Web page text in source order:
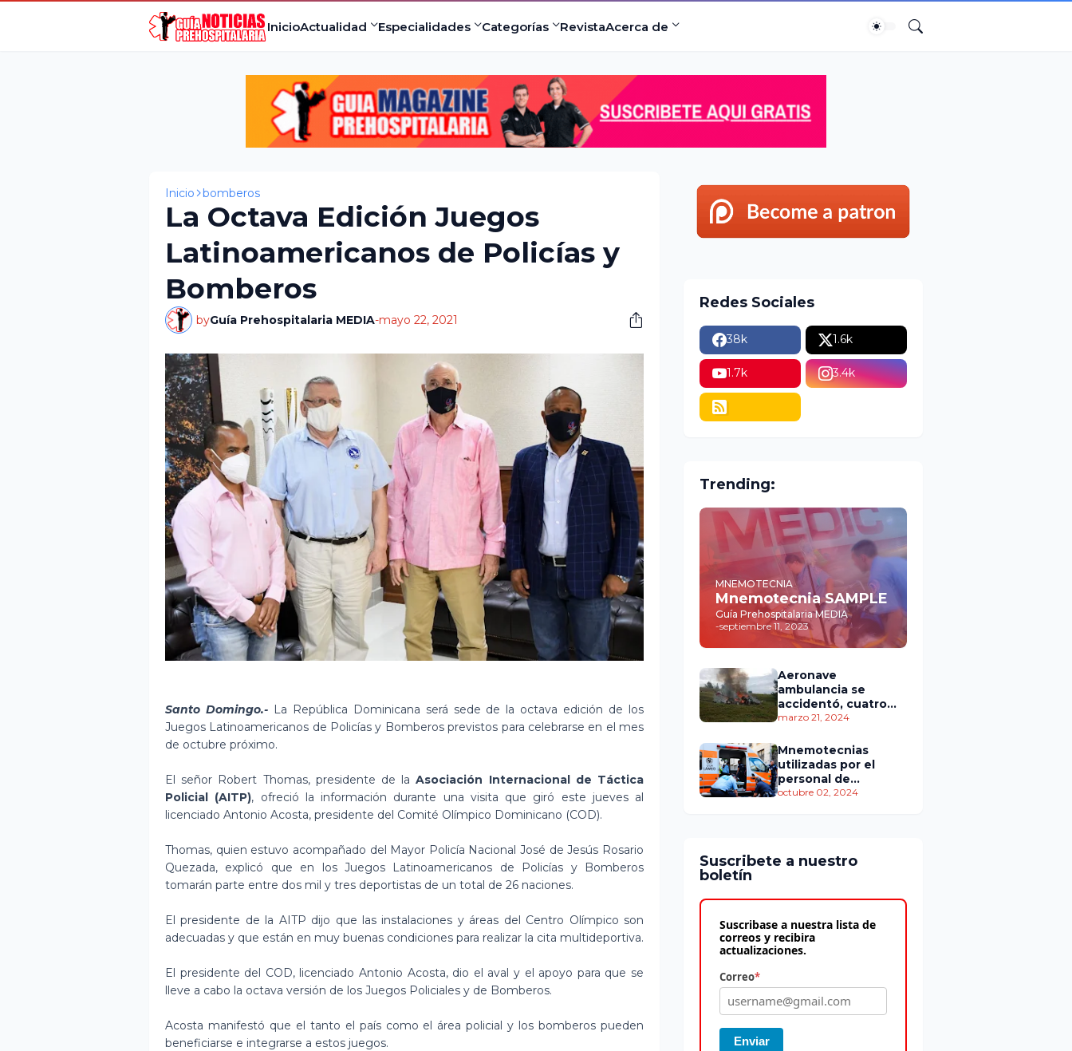
InicioActualidad Especialidades Categorías RevistaAcerca de
Inicio bomberos
La Octava Edición Juegos
Latinoamericanos de Policías y
Bomberos
byGuía Prehospitalaria MEDIA-mayo 22, 2021
Santo Domingo.-La República Dominicana será sede de la octava edición de los
Juegos Latinoamericanos de Policías y Bomberos previstos para celebrarse en el mes
de octubre próximo.
El señor Robert Thomas, presidente de laAsociación Internacional de Táctica
Policial (AITP), ofreció la información durante una visita que giró este jueves al
licenciado Antonio Acosta, presidente del Comité Olímpico Dominicano (COD).
Thomas, quien estuvo acompañado del Mayor Policía Nacional José de Jesús Rosario
Quezada, explicó que en los Juegos Latinoamericanos de Policías y Bomberos
tomarán parte entre dos mil y tres deportistas de un total de 26 naciones.
El presidente de la AITP dijo que las instalaciones y áreas del Centro Olímpico son
adecuadas y que están en muy buenas condiciones para realizar la cita multideportiva.
El presidente del COD, licenciado Antonio Acosta, dio el aval y el apoyo para que se
lleve a cabo la octava versión de los Juegos Policiales y de Bomberos.
Acosta manifestó que el tanto el país como el área policial y los bomberos pueden
beneficiarse e integrarse a estos juegos.
Redes Sociales
38k 1.6k
1.7k 3.4k
Trending:
MNEMOTECNIA
Mnemotecnia SAMPLE
Guía Prehospitalaria MEDIA
-septiembre 11, 2023
Aeronave
ambulancia se
accidentó, cuatro
personas murieron
marzo 21, 2024
Mnemotecnias
utilizadas por el
personal de
atención
octubre 02, 2024
Suscribete a nuestro
boletín
Suscribase a nuestra lista de
correos y recibira
actualizaciones.
Correo*
Enviar